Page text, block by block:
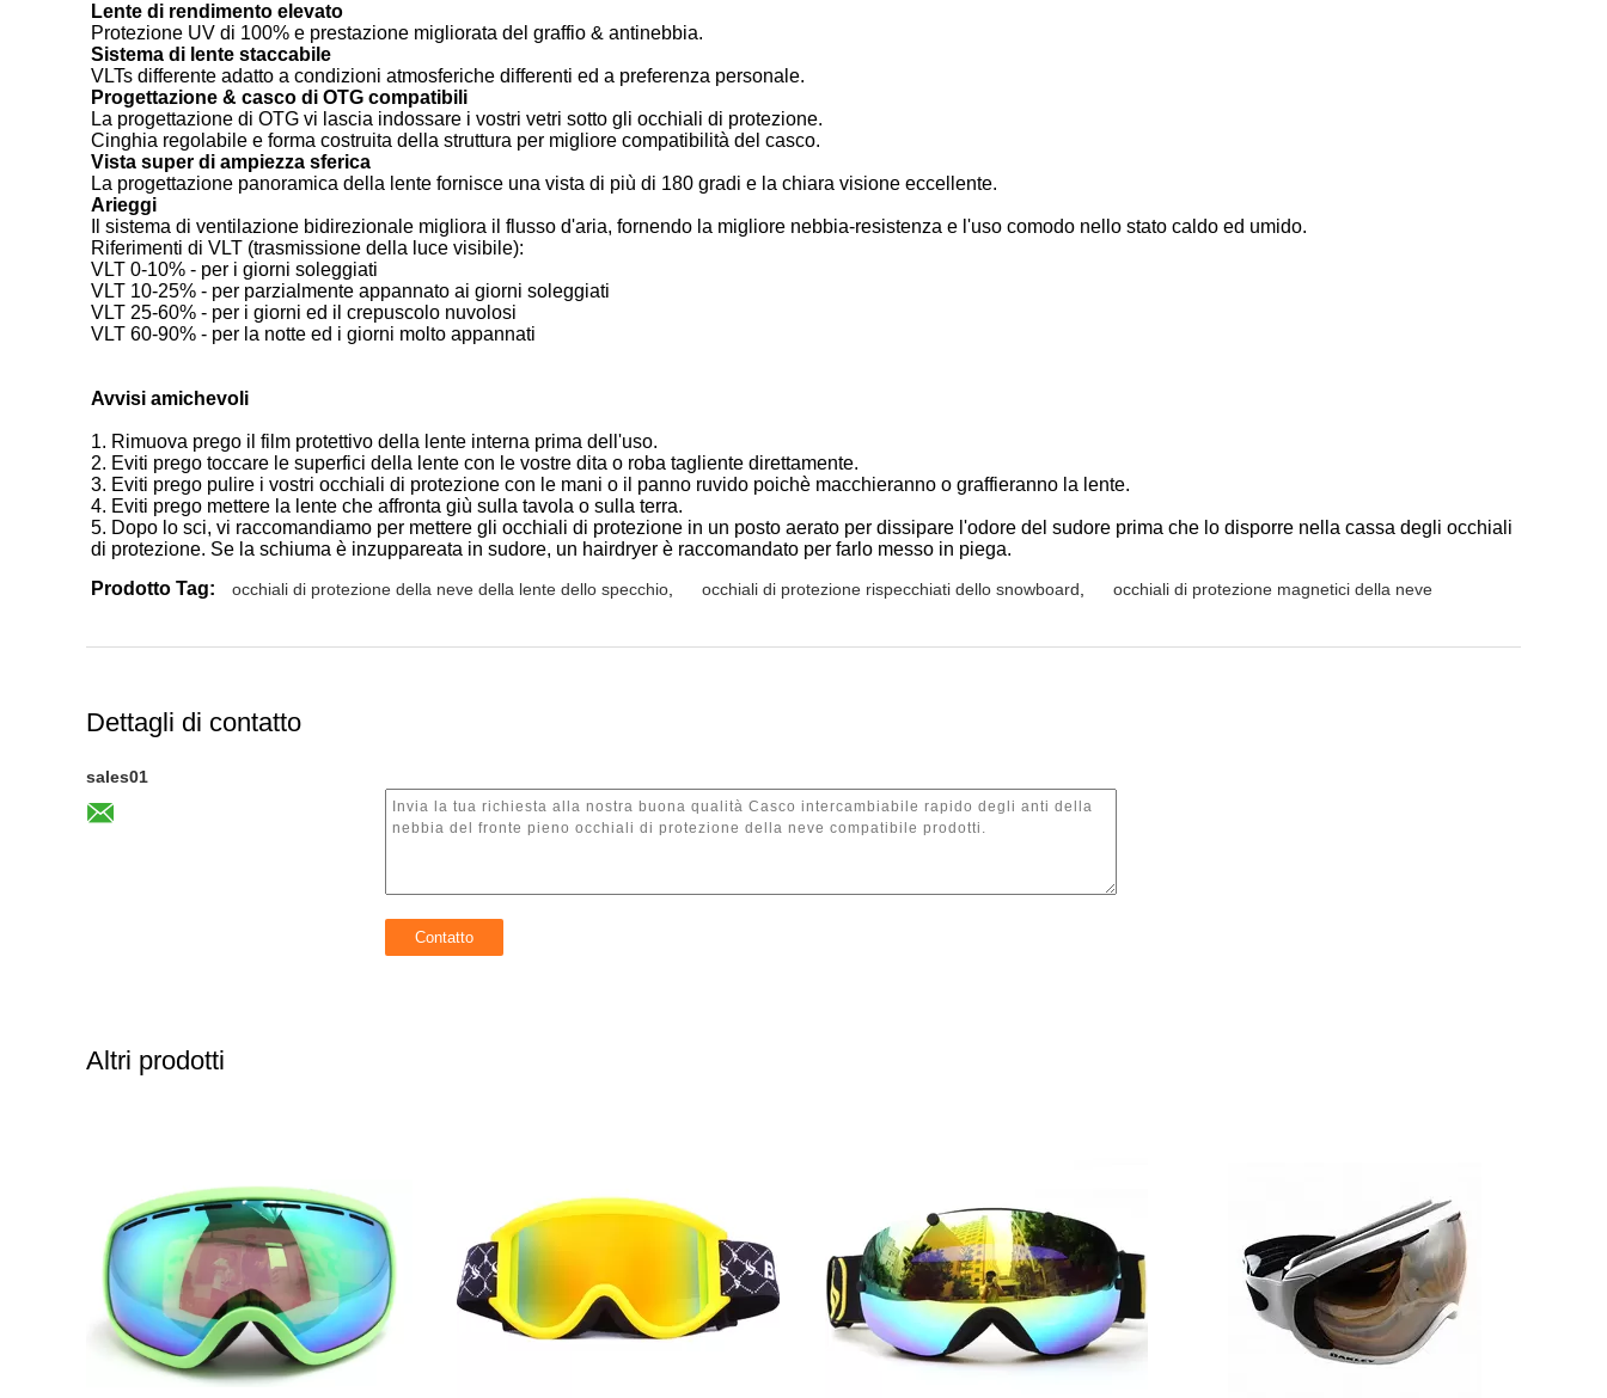
Lente di rendimento elevato
Protezione UV di 100% e prestazione migliorata del graffio & antinebbia.
Sistema di lente staccabile
VLTs differente adatto a condizioni atmosferiche differenti ed a preferenza personale.
Progettazione & casco di OTG compatibili
La progettazione di OTG vi lascia indossare i vostri vetri sotto gli occhiali di protezione.
Cinghia regolabile e forma costruita della struttura per migliore compatibilità del casco.
Vista super di ampiezza sferica
La progettazione panoramica della lente fornisce una vista di più di 180 gradi e la chiara visione eccellente.
Arieggi
Il sistema di ventilazione bidirezionale migliora il flusso d'aria, fornendo la migliore nebbia-resistenza e l'uso comodo nello stato caldo ed umido.
Riferimenti di VLT (trasmissione della luce visibile):
VLT 0-10% - per i giorni soleggiati
VLT 10-25% - per parzialmente appannato ai giorni soleggiati
VLT 25-60% - per i giorni ed il crepuscolo nuvolosi
VLT 60-90% - per la notte ed i giorni molto appannati
Avvisi amichevoli
1. Rimuova prego il film protettivo della lente interna prima dell'uso.
2. Eviti prego toccare le superfici della lente con le vostre dita o roba tagliente direttamente.
3. Eviti prego pulire i vostri occhiali di protezione con le mani o il panno ruvido poichè macchieranno o graffieranno la lente.
4. Eviti prego mettere la lente che affronta giù sulla tavola o sulla terra.
5. Dopo lo sci, vi raccomandiamo per mettere gli occhiali di protezione in un posto aerato per dissipare l'odore del sudore prima che lo disporre nella cassa degli occhiali
di protezione. Se la schiuma è inzuppareata in sudore, un hairdryer è raccomandato per farlo messo in piega.
Prodotto Tag:
occhiali di protezione della neve della lente dello specchio occhiali di protezione rispecchiati dello snowboard occhiali di protezione magnetici della neve
Dettagli di contatto
sales01
Altri prodotti